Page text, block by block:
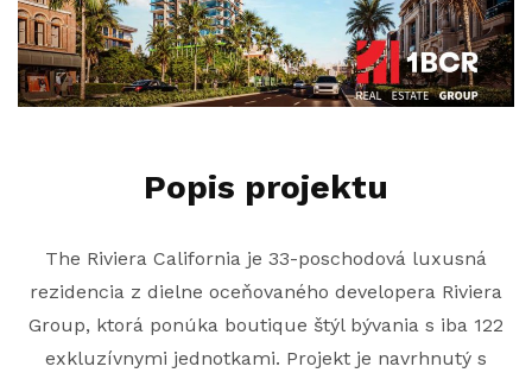
Popis projektu
The Riviera California je 33-poschodová luxusná
rezidencia z dielne oceňovaného developera Riviera
Group, ktorá ponúka boutique štýl bývania s iba 122
exkluzívnymi jednotkami. Projekt je navrhnutý s